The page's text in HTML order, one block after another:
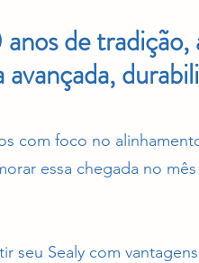
de
avançada,
com foco no
essa chegada no
seu Sealy com